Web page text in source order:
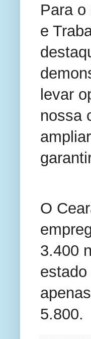
Para
e
levar
nossa
O
3.400
5.800.